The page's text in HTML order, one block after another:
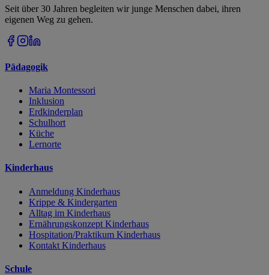
Seit über 30 Jahren begleiten wir junge Menschen dabei, ihren
eigenen Weg zu gehen.
Pädagogik
Maria Montessori
Inklusion
Erdkinderplan
Schulhort
Küche
Lernorte
Kinderhaus
Anmeldung Kinderhaus
Krippe & Kindergarten
Alltag im Kinderhaus
Ernährungskonzept Kinderhaus
Hospitation/Praktikum Kinderhaus
Kontakt Kinderhaus
Schule